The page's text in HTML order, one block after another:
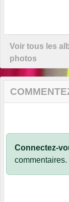
Voir tous les
photos
Connectez-
commentaires.